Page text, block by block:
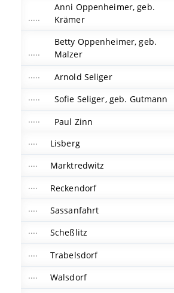
Anni Oppenheimer, geb.
Krämer
Betty Oppenheimer, geb.
Malzer
Arnold Seliger
Sofie Seliger, geb. Gutmann
Paul Zinn
Lisberg
Marktredwitz
Reckendorf
Sassanfahrt
Scheßlitz
Trabelsdorf
Walsdorf